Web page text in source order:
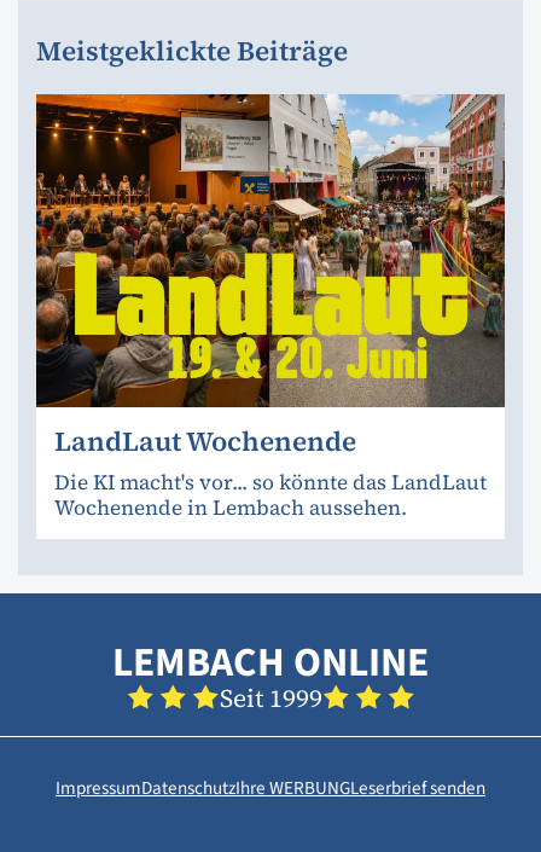
Meistgeklickte Beiträge
LandLaut Wochenende
Die KI macht's vor... so könnte das LandLaut
Wochenende in Lembach aussehen.
LEMBACH ONLINE
Seit 1999
ImpressumDatenschutzIhre WERBUNGLeserbrief senden